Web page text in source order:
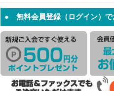
● 無料会員登録（ログイン）